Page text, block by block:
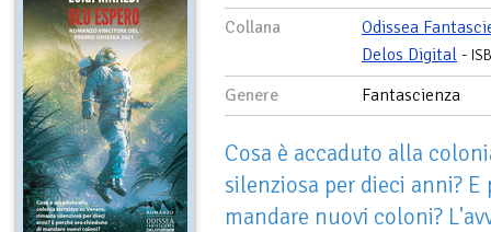
Collana
Odissea
Delos Digital -
Genere Fantascienza
Cosa è accaduto alla
silenziosa per dieci anni?
mandare nuovi coloni?